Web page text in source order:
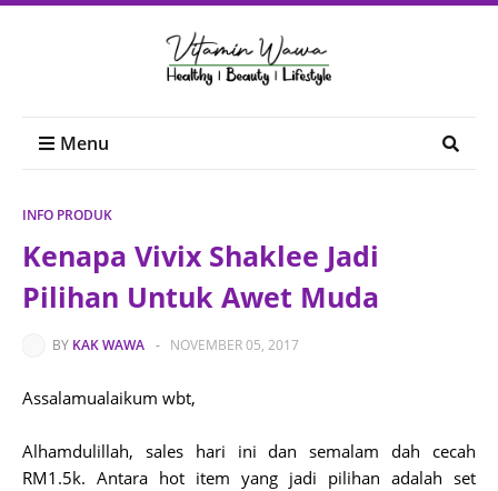
Menu
INFO PRODUK
Kenapa Vivix Shaklee Jadi
Pilihan Untuk Awet Muda
BY KAK WAWA - NOVEMBER 05, 2017
Assalamualaikum wbt,
Alhamdulillah, sales hari ini dan semalam dah cecah
RM1.5k. Antara hot item yang jadi pilihan adalah set